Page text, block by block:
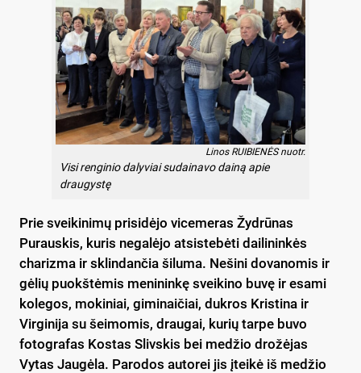
Linos RUIBIENĖS nuotr.
Visi renginio dalyviai sudainavo dainą apie
draugystę
Prie sveikinimų prisidėjo vicemeras Žydrūnas
Purauskis, kuris negalėjo atsistebėti dailininkės
charizma ir sklindančia šiluma. Nešini dovanomis ir
gėlių puokštėmis menininkę sveikino buvę ir esami
kolegos, mokiniai, giminaičiai, dukros Kristina ir
Virginija su šeimomis, draugai, kurių tarpe buvo
fotografas Kostas Slivskis bei medžio drožėjas
Vytas Jaugėla. Parodos autorei jis įteikė iš medžio